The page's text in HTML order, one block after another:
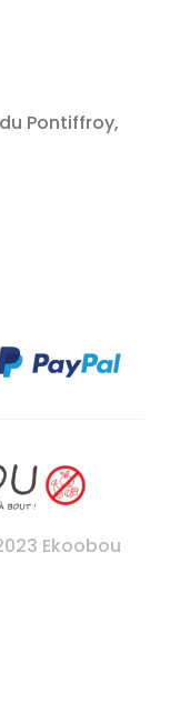
Pontiffroy,
Ekoobou